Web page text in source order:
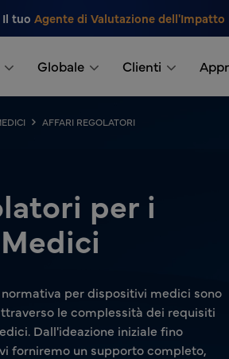
Il tuo Agente di Valutazione
Globale Clienti
AFFARI REGOLATORI
per i
per dispositivi medici sono
le complessità dei requisiti
Dall'ideazione iniziale fino
forniremo un supporto completo,